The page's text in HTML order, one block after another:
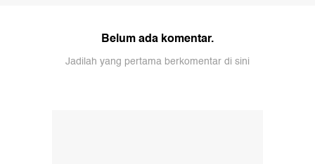
Belum ada komentar.
Jadilah yang pertama berkomentar di sini